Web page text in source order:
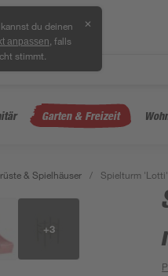
du deinen
anpassen , falls
stimmt.
✕
Garten & Freizeit
& Spielhäuser / Spielturm
+3